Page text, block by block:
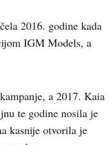
2016. godine kada
IGM Models, a
a 2017. Kaia
te godine nosila je
kasnije otvorila je